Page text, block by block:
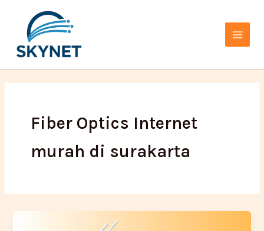
konten
Menu
Fiber Optics Internet
murah di surakarta